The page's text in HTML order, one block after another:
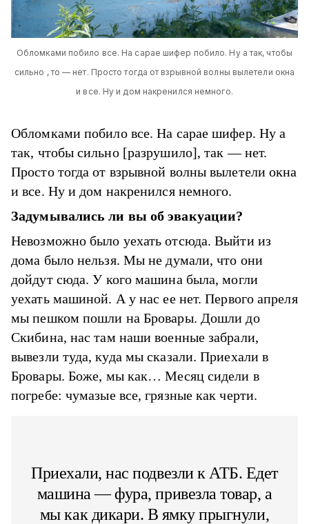
Обломками побило все. На сарае шифер побило. Ну а так, чтобы
сильно , то — нет. Просто тогда от взрывной волны вылетели окна
и все. Ну и дом накренился немного.
Обломками побило все. На сарае шифер. Ну а
так, чтобы сильно [разрушило], так — нет.
Просто тогда от взрывной волны вылетели окна
и все. Ну и дом накренился немного.
Задумывались ли вы об эвакуации?
Невозможно было уехать отсюда. Выйти из
дома было нельзя. Мы не думали, что они
дойдут сюда. У кого машина была, могли
уехать машиной. А у нас ее нет. Первого апреля
мы пешком пошли на Бровары. Дошли до
Скибина, нас там наши военные забрали,
вывезли туда, куда мы сказали. Приехали в
Бровары. Боже, мы как… Месяц сидели в
погребе: чумазые все, грязные как черти.
Приехали, нас подвезли к АТБ. Едет
машина — фура, привезла товар, а
мы как дикари. В ямку прыгнули,